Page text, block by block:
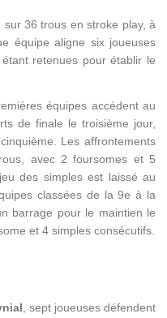
36 trous en stroke play, à
équipe aligne six joueuses
retenues pour établir le
équipes accèdent au
de finale le troisième jour,
Les affrontements
avec 2 foursomes et 5
des simples est laissé au
classées de la 9e à la
barrage pour le maintien le
et 4 simples consécutifs.
, sept joueuses défendent